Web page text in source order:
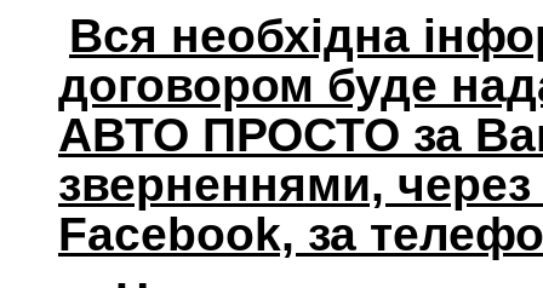
Вся необхідна
договором буде
АВТО ПРОСТО за
зверненнями,
Facebook, за